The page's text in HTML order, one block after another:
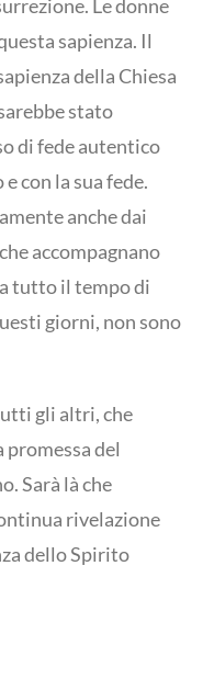
Le donne
sapienza. Il
della Chiesa
stato
di fede autentico
con la sua fede.
anche dai
accompagnano
tutto il tempo di
giorni, non sono
gli altri, che
del
Sarà là che
rivelazione
dello Spirito